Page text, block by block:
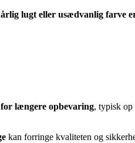
lugt eller usædvanlig farve
længere opbevaring, typisk op
kan forringe kvaliteten og